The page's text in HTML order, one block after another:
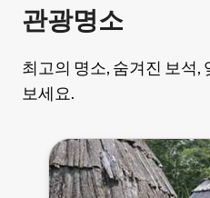
관광명소
최고의 명소, 숨겨진 보석,
보세요.